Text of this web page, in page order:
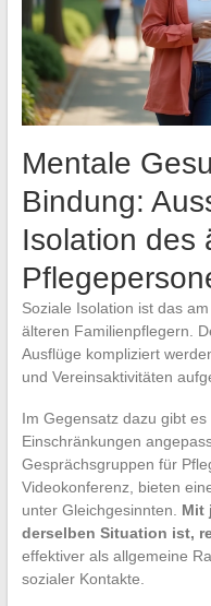
Mentale
Bindung:
Isolation des
Soziale Isolation ist das
älteren Familienpflegern.
Ausflüge kompliziert
und Vereinsaktivitäten
Im Gegensatz dazu gibt
Einschränkungen
Gesprächsgruppen für
Videokonferenz, bieten
unter Gleichgesinnten. Mit
derselben Situation ist,
effektiver als allgemeine
sozialer Kontakte.